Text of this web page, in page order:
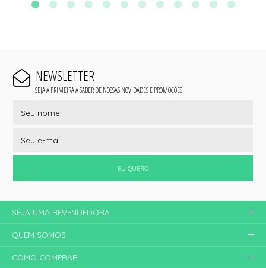
NEWSLETTER
SEJA A PRIMEIRA A SABER DE NOSSAS NOVIDADES E PROMOÇÕES!
EU QUERO
SEJA UMA REVENDEDORA
QUEM SOMOS
COMO COMPRAR